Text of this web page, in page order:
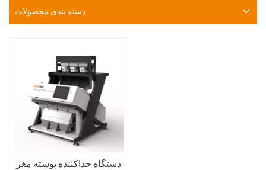
دسته بندی محصولات
دستگاه جداکننده پوسته مغز